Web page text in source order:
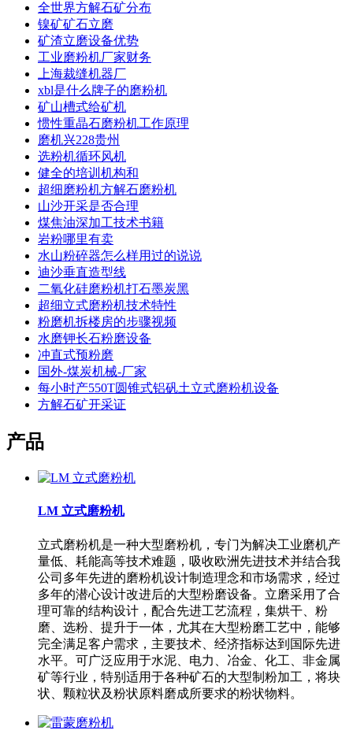
全世界方解石矿分布
镍矿矿石立磨
矿渣立磨设备优势
工业磨粉机厂家财务
上海裁缝机器厂
xbl是什么牌子的磨粉机
矿山槽式给矿机
惯性重晶石磨粉机工作原理
磨机兴228贵州
选粉机循环风机
健全的培训机构和
超细磨粉机方解石磨粉机
山沙开采是否合理
煤焦油深加工技术书籍
岩粉哪里有卖
水山粉碎器怎么样用过的说说
迪沙垂直造型线
二氧化硅磨粉机打石墨炭黑
超细立式磨粉机技术特性
粉磨机拆楼房的步骤视频
水磨钾长石粉磨设备
冲直式预粉磨
国外-煤炭机械-厂家
每小时产550T圆锥式铝矾土立式磨粉机设备
方解石矿开采证
产品
LM 立式磨粉机
立式磨粉机是一种大型磨粉机，专门为解决工业磨机产
量低、耗能高等技术难题，吸收欧洲先进技术并结合我
公司多年先进的磨粉机设计制造理念和市场需求，经过
多年的潜心设计改进后的大型粉磨设备。立磨采用了合
理可靠的结构设计，配合先进工艺流程，集烘干、粉
磨、选粉、提升于一体，尤其在大型粉磨工艺中，能够
完全满足客户需求，主要技术、经济指标达到国际先进
水平。可广泛应用于水泥、电力、冶金、化工、非金属
矿等行业，特别适用于各种矿石的大型制粉加工，将块
状、颗粒状及粉状原料磨成所要求的粉状物料。